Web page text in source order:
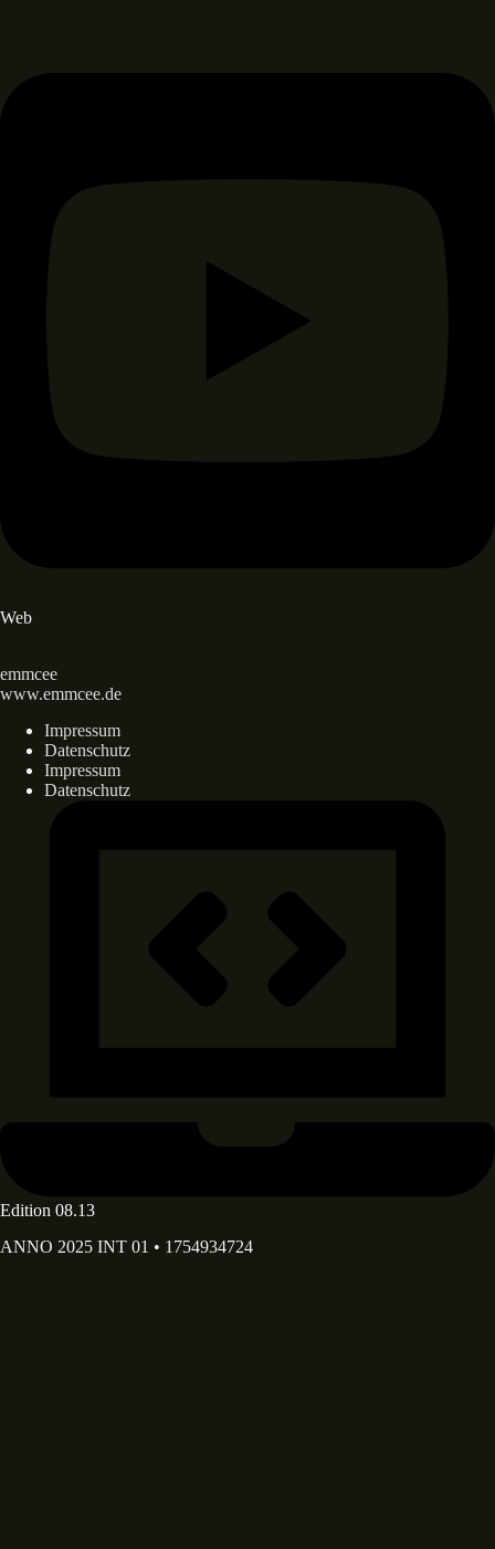
Web
emmcee
www.emmcee.de
Impressum
Datenschutz
Impressum
Datenschutz
Edition 08.13
ANNO 2025 INT 01 • 1754934724